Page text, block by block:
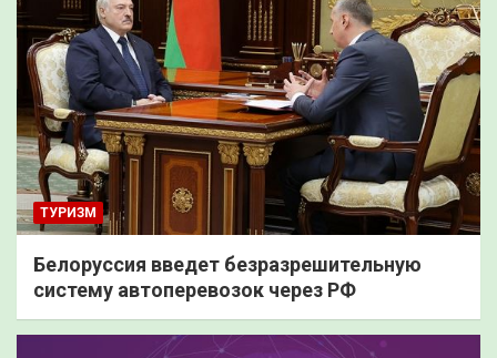
ТУРИЗМ
Белоруссия введет безразрешительную
систему автоперевозок через РФ